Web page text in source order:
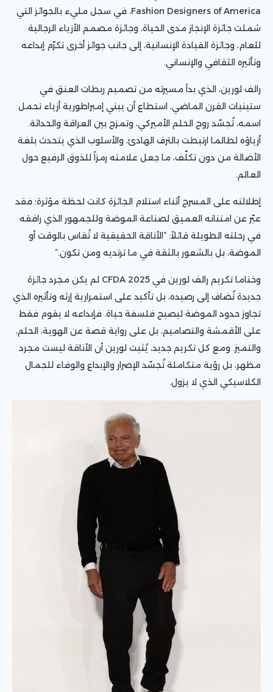
Fashion Designers of America، في سجل مليء بالجوائز التي
شملت جائزة الإنجاز مدى الحياة، وجائزة مصمم الأزياء الرجالية
للعام، وجائزة القيادة الإنسانية، إلى جانب جوائز أخرى تكرّم إبداعه
وتأثيره الثقافي والإنساني.
رالف لورين، الذي بدأ مسيرته من تصميم ربطات العنق في
ستينيات القرن الماضي، استطاع أن يبني إمبراطورية أزياء تحمل
اسمه، تُجسّد روح الحلم الأميركي، وتمزج بين العراقة والحداثة.
أزياؤه لطالما ارتبطت بالترف الهادئ، والأسلوب الذي يتحدث بلغة
الأصالة من دون تكلّف، ما جعل علامته رمزاً للذوق الرفيع حول
العالم.
إطلالته على المسرح أثناء استلام الجائزة كانت لحظة مؤثرة؛ فقد
عبّر عن امتنانه العميق لصناعة الموضة وللجمهور الذي رافقه
في رحلته الطويلة قائلاً: “الأناقة الحقيقية لا تُقاس بالوقت أو
الموضة، بل بالشعور بالثقة في ما ترتديه ومن تكون.”
وختاما تكريم رالف لورين في CFDA 2025 لم يكن مجرد جائزة
جديدة تُضاف إلى رصيده، بل تأكيد على استمرارية إرثه وتأثيره الذي
تجاوز حدود الموضة ليصبح فلسفة حياة. فإبداعه لا يقوم فقط
على الأقمشة والتصاميم، بل على رواية قصة عن الهوية، الحلم،
والتميز. ومع كل تكريم جديد، يُثبت لورين أن الأناقة ليست مجرد
مظهر، بل رؤية متكاملة تُجسّد الإصرار والإبداع والوفاء للجمال
الكلاسيكي الذي لا يزول.